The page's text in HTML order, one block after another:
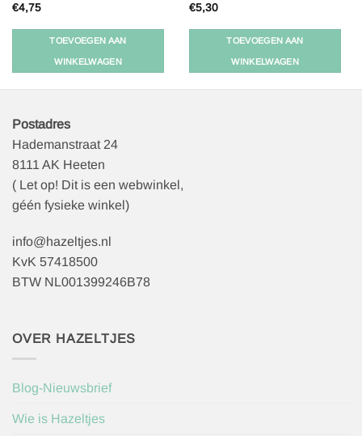
€4,75
TOEVOEGEN AAN
WINKELWAGEN
€5,30
TOEVOEGEN AAN
WINKELWAGEN
Postadres
Hademanstraat 24
8111 AK Heeten
( Let op! Dit is een webwinkel,
géén fysieke winkel)
info@hazeltjes.nl
KvK 57418500
BTW NL001399246B78
OVER HAZELTJES
Blog-Nieuwsbrief
Wie is Hazeltjes